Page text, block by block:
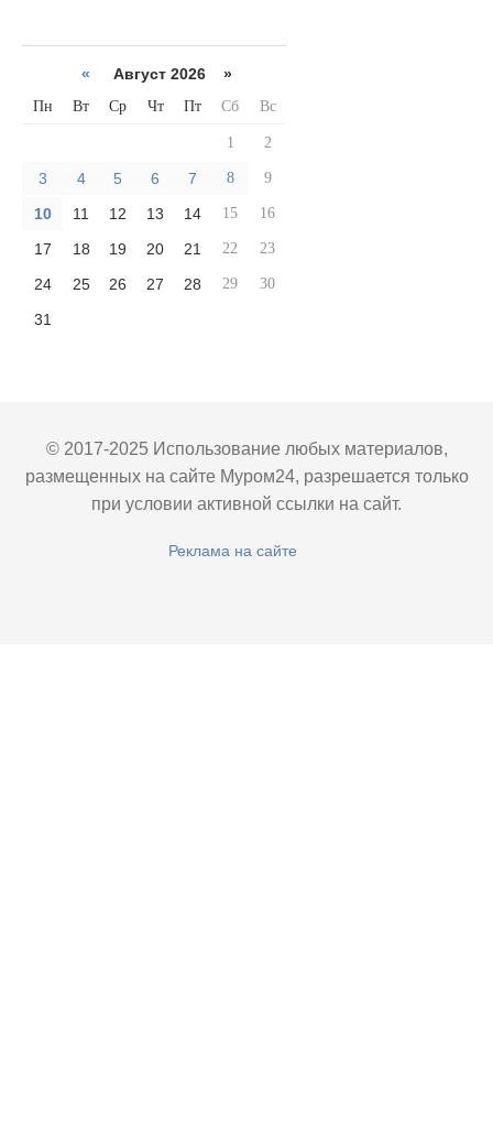
« Август 2026 »
Пн Вт Ср Чт Пт Сб Вс
1 2
3 4 5 6 7 8 9
10 11 12 13 14 15 16
17 18 19 20 21 22 23
24 25 26 27 28 29 30
31
© 2017-2025 Использование любых материалов,
размещенных на сайте Муром24, разрешается только
при условии активной ссылки на сайт.
Реклама на сайте